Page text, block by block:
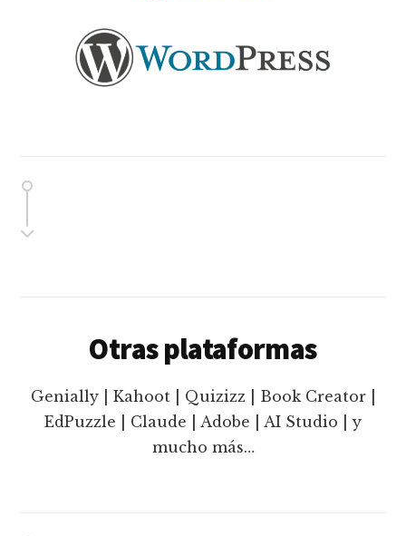
Otras plataformas
Genially | Kahoot | Quizizz | Book Creator |
EdPuzzle | Claude | Adobe | AI Studio | y
mucho más…